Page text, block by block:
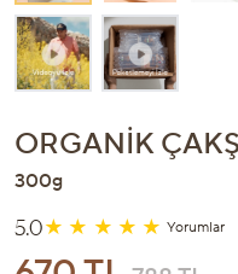
ORGANIK
300g
5.0 Yorumlar